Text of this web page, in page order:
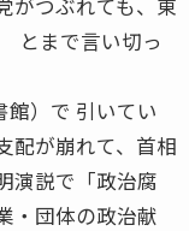
とまで言い切っ
）で 引いてい
配が崩れて、首相
演説で「政治腐
・団体の政治献